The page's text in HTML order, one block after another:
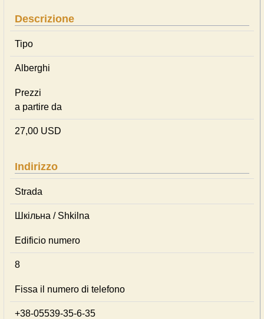
Descrizione
Tipo
Alberghi
Prezzi
a partire da
27,00 USD
Indirizzo
Strada
Шкільна / Shkilna
Edificio numero
8
Fissa il numero di telefono
+38-05539-35-6-35